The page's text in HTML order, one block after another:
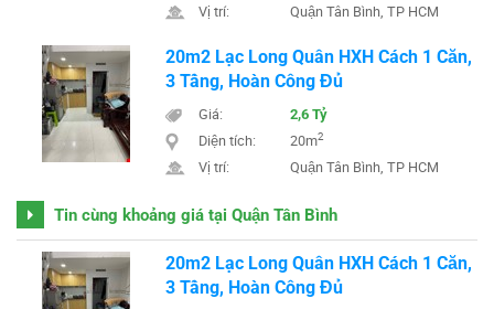
Vị trí: Quận Tân Bình, TP HCM
20m2 Lạc Long Quân HXH Cách 1 Căn,
3 Tầng, Hoàn Công Đủ
Giá: 2,6 Tỷ
Diện tích: 20m2
Vị trí: Quận Tân Bình, TP HCM
Tin cùng khoảng giá tại Quận Tân Bình
20m2 Lạc Long Quân HXH Cách 1 Căn,
3 Tầng, Hoàn Công Đủ